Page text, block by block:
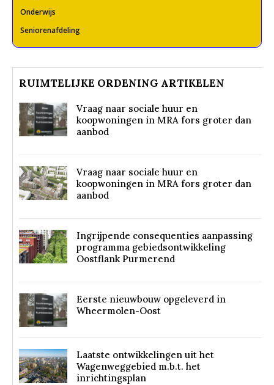
Onderwijs
Seniorenafdeling
RUIMTELIJKE ORDENING ARTIKELEN
Vraag naar sociale huur en
koopwoningen in MRA fors groter dan
aanbod
Vraag naar sociale huur en
koopwoningen in MRA fors groter dan
aanbod
Ingrijpende consequenties aanpassing
programma gebiedsontwikkeling
Oostflank Purmerend
Eerste nieuwbouw opgeleverd in
Wheermolen-Oost
Laatste ontwikkelingen uit het
Wagenweggebied m.b.t. het
inrichtingsplan